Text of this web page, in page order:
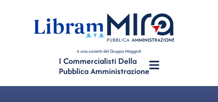
è una società del Gruppo Maggioli
I Commercialisti Della
Pubblica Amministrazione